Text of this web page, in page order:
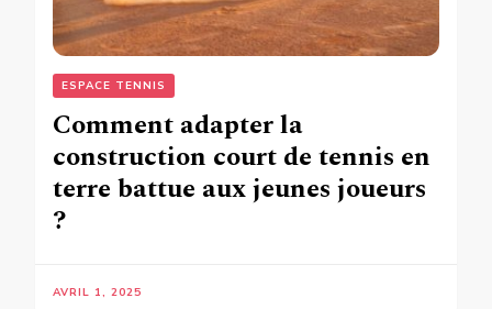
ESPACE TENNIS
Comment adapter la
construction court de tennis en
terre battue aux jeunes joueurs
?
AVRIL 1, 2025